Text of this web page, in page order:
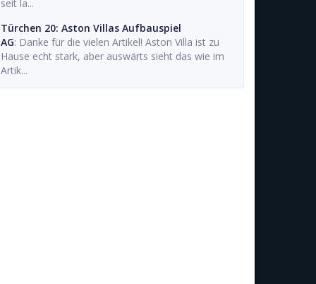
seit la...
Türchen 20: Aston Villas Aufbauspiel
AG: Danke für die vielen Artikel! Aston Villa ist zu
Hause echt stark, aber auswärts sieht das wie im
Artik...